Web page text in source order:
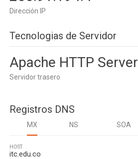
Dirección IP
Tecnologias de Servidor
Apache HTTP Server
Servidor trasero
Registros DNS
MX NS SOA
HOST
itc.edu.co